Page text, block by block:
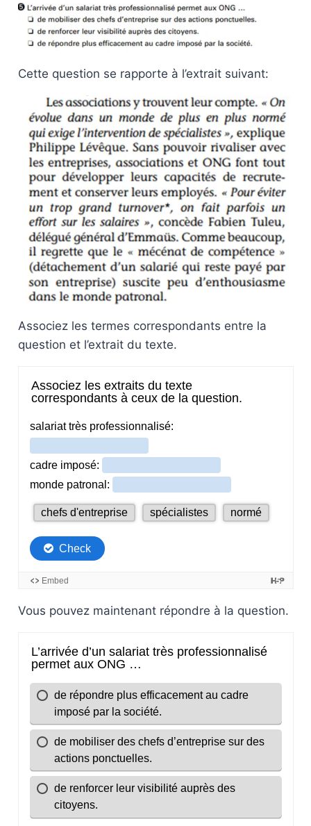
Cette question se rapporte à l’extrait suivant:
Associez les termes correspondants entre la
question et l’extrait du texte.
Vous pouvez maintenant répondre à la question.